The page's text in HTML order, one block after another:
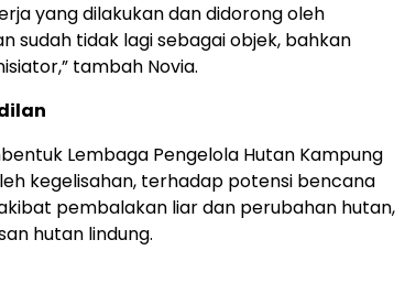
yang dilakukan dan didorong oleh
sudah tidak lagi sebagai objek, bahkan
tambah Novia.
Lembaga Pengelola Hutan Kampung
kegelisahan, terhadap potensi bencana
pembalakan liar dan perubahan hutan,
hutan lindung.